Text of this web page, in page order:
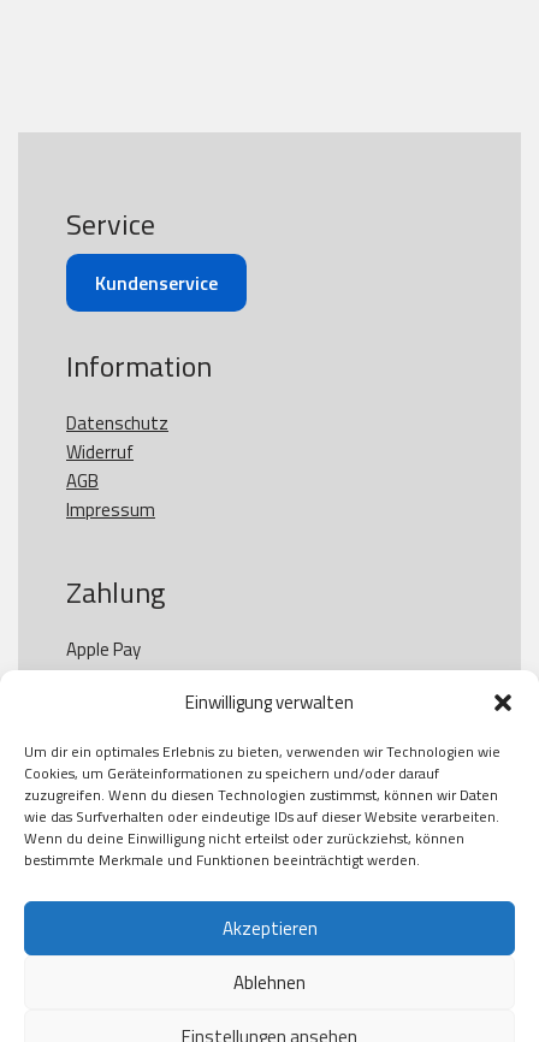
Einwilligung verwalten
Um dir ein optimales Erlebnis zu bieten, verwenden wir Technologien wie
Cookies, um Geräteinformationen zu speichern und/oder darauf
zuzugreifen. Wenn du diesen Technologien zustimmst, können wir Daten
wie das Surfverhalten oder eindeutige IDs auf dieser Website verarbeiten.
Wenn du deine Einwilligung nicht erteilst oder zurückziehst, können
bestimmte Merkmale und Funktionen beeinträchtigt werden.
Akzeptieren
Ablehnen
Einstellungen ansehen
Service
Kundenservice
Information
Datenschutz
Widerruf
AGB
Impressum
Zahlung
Apple Pay
Paypal
Kauf auf Rechung
Klarna
American Express